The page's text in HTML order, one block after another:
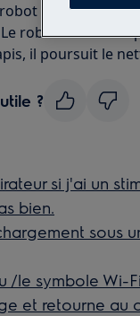
robot nettoie
robot ne nettoie
il poursuit le
?
si j'ai un
bien.
sous
/le symbole Wi-
et retourne au